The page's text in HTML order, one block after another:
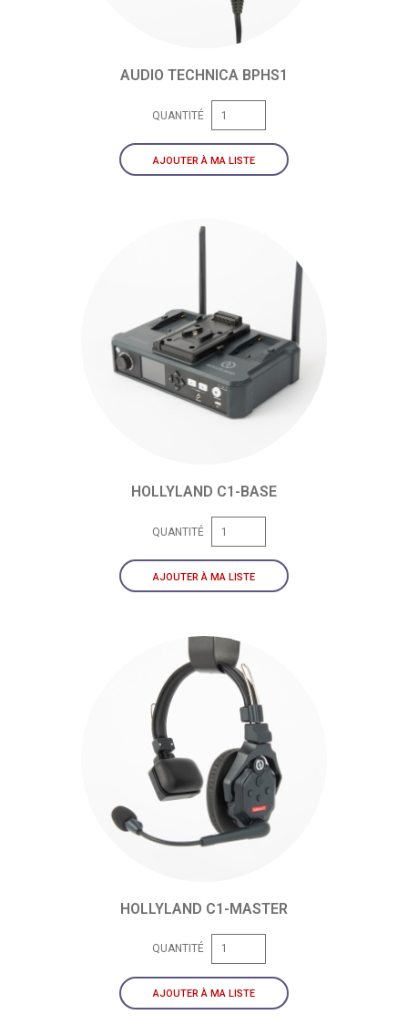
AUDIO TECHNICA BPHS1
QUANTITÉ
AJOUTER À MA LISTE
HOLLYLAND C1-BASE
QUANTITÉ
AJOUTER À MA LISTE
HOLLYLAND C1-MASTER
QUANTITÉ
AJOUTER À MA LISTE